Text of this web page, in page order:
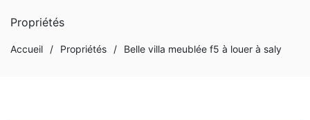
Propriétés
Accueil / Propriétés / Belle villa meublée f5 à louer à saly